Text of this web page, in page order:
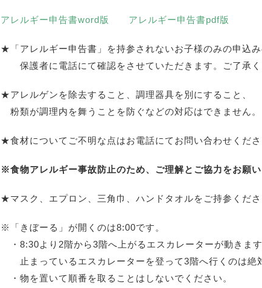
アレルギー申告書word版 アレルギー申告書pdf版
★「アレルギー申告書」を持参されないお子様のみの申込
保護者に電話にて確認をさせていただきます。ご了承く
★アレルゲンを除去すること、調理器具を別にすること、
粉類が調理内を舞うことを防ぐなどの対応はできません。
★食材についてご不明な点はお電話にてお問い合わせくだ
※食物アレルギー事故防止のため、ご理解とご協力をお願
★マスク、エプロン、三角巾、ハンドタオルをご持参くだ
※「きぼーる」が開くのは8:00です。
・8:30より2階から3階へ上がるエスカレーターが動きま
止まっているエスカレーターを登って3階へ行くのは絶
・物を置いて順番を取ることはしないでください。